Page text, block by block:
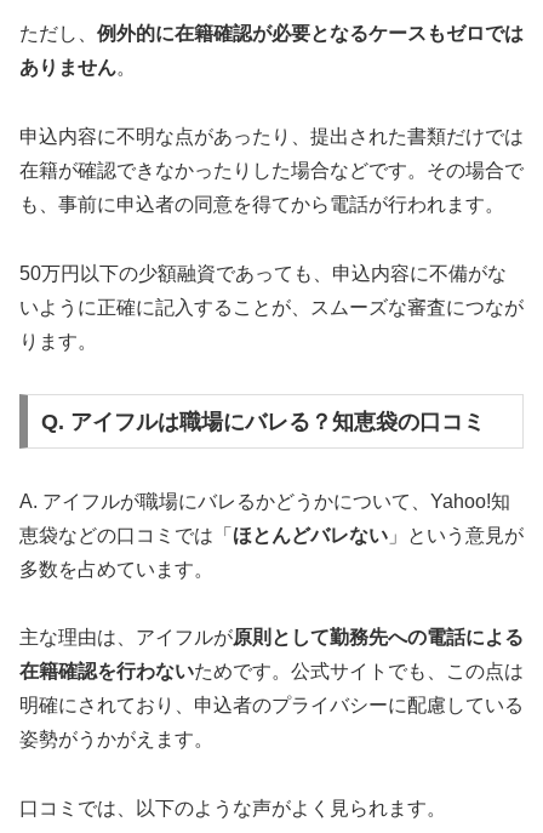
ただし、 例外的に在籍確認が必要となるケースもゼロでは
ありません。
申込内容に不明な点があったり、提出された書類だけでは
在籍が確認できなかったりした場合などです。その場合で
も、事前に申込者の同意を得てから電話が行われます。
50万円以下の少額融資であっても、申込内容に不備がな
いように正確に記入することが、スムーズな審査につなが
ります。
Q. アイフルは職場にバレる？知恵袋の口コミ
A. アイフルが職場にバレるかどうかについて、Yahoo!知
恵袋などの口コミでは「 ほとんどバレない 」という意見が
多数を占めています。
主な理由は、アイフルが原則として勤務先への電話による
在籍確認を行わないためです。公式サイトでも、この点は
明確にされており、申込者のプライバシーに配慮している
姿勢がうかがえます。
口コミでは、以下のような声がよく見られます。